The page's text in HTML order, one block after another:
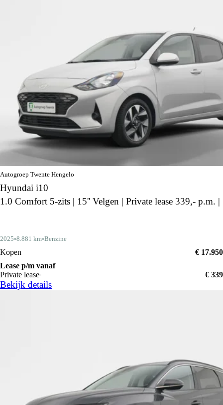
Autogroep Twente Hengelo
Hyundai i10
1.0 Comfort 5-zits | 15'' Velgen | Private lease 339,- p.m. |
2025 8.881 km Benzine
Kopen
€ 17.950
Lease p/m vanaf
Private lease
€ 339
Bekijk details